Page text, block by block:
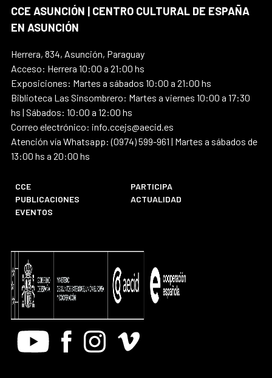
CCE ASUNCIÓN | CENTRO CULTURAL DE ESPAÑA
EN ASUNCIÓN
Herrera, 834, Asunción, Paraguay
Acceso: Herrera 10:00 a 21:00 hs
Exposiciones: Martes a sábados 10:00 a 21:00 hs
Biblioteca Las Sinsombrero: Martes a viernes 10:00 a 17:30
hs | Sábados: 10:00 a 12:00 hs
Correo electrónico: info.ccejs@aecid.es
Atención vía Whatsapp: (0974) 599-961 | Martes a sábados de
13:00 hs a 20:00 hs
CCE
PARTICIPA
PUBLICACIONES
ACTUALIDAD
EVENTOS
Youtube FacebookInstagram
Vimeo